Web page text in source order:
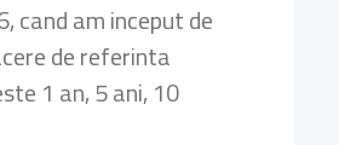
cand am inceput de
de referinta
1 an, 5 ani, 10